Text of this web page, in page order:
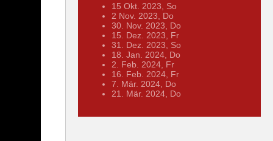
15 Okt. 2023, So
2 Nov. 2023, Do
30. Nov. 2023, Do
15. Dez. 2023, Fr
31. Dez. 2023, So
18. Jan. 2024, Do
2. Feb. 2024, Fr
16. Feb. 2024, Fr
7. Mär. 2024, Do
21. Mär. 2024, Do